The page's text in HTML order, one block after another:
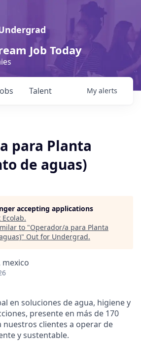
Job Today
Talent My alerts
para Planta
de aguas)
accepting applications
Ecolab.
to "Operador/a para Planta
" Out for Undergrad.
en soluciones de agua, higiene y
presente en más de 170
nuestros clientes a operar de
y sustentable.